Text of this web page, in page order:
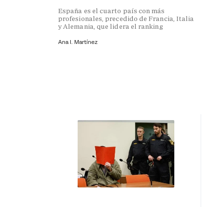
España es el cuarto país con más
profesionales, precedido de Francia, Italia
y Alemania, que lidera el ranking
Ana I. Martínez